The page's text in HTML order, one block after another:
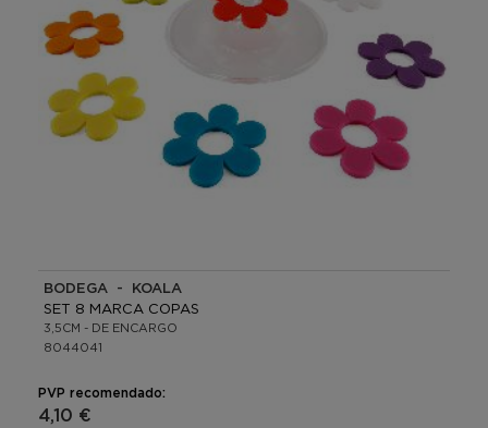
BODEGA - KOALA
SET 8 MARCA COPAS
3,5CM - DE ENCARGO
8044041
PVP recomendado:
4,10 €